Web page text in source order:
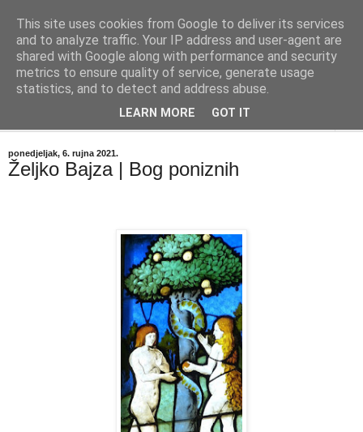
"Kvaka"
Časopis za književnost ISSN 2459-5632
ponedjeljak, 6. rujna 2021.
Željko Bajza | Bog poniznih
This site uses cookies from Google to deliver its services
and to analyze traffic. Your IP address and user-agent are
shared with Google along with performance and security
metrics to ensure quality of service, generate usage
statistics, and to detect and address abuse.
LEARN MORE GOT IT